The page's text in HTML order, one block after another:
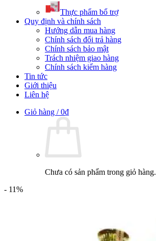
Thực phẩm bổ trợ
Quy định và chính sách
Hướng dẫn mua hàng
Chính sách đổi trả hàng
Chính sách bảo mật
Trách nhiệm giao hàng
Chính sách kiểm hàng
Tin tức
Giới thiệu
Liên hệ
Giỏ hàng /0₫
Chưa có sản phẩm trong giỏ hàng.
- 11%